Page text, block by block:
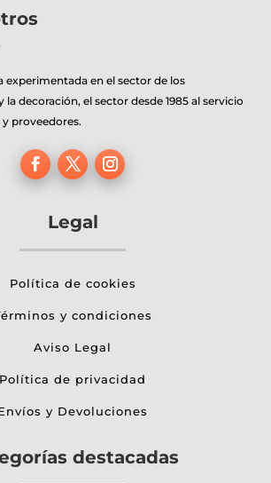
experimentada en el sector de los
decoración, el sector desde 1985 al servicio
proveedores.
Legal
Política de cookies
y condiciones
Aviso Legal
Política de privacidad
y Devoluciones
destacadas